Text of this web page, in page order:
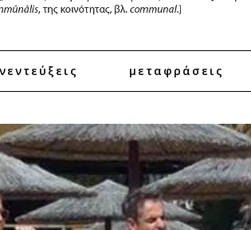
μεταφράσεις